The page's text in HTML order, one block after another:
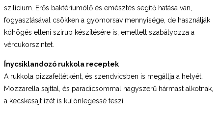
szilícium. Erős baktériumölő és emésztés segítő hatása van,
fogyasztásával csökken a gyomorsav mennyisége, de használják
köhögés elleni szirup készítésére is, emellett szabályozza a
vércukorszintet.
Ínycsiklandozó rukkola receptek
A rukkola pizzafeltétként, és szendvicsben is megállja a helyét.
Mozzarella sajttal, és paradicsommal nagyszerű hármast alkotnak,
a kecskesajt ízét is különlegessé teszi.